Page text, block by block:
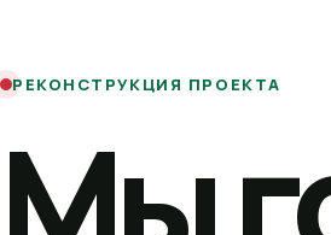
РЕКОНСТРУКЦИЯ ПРОЕКТА